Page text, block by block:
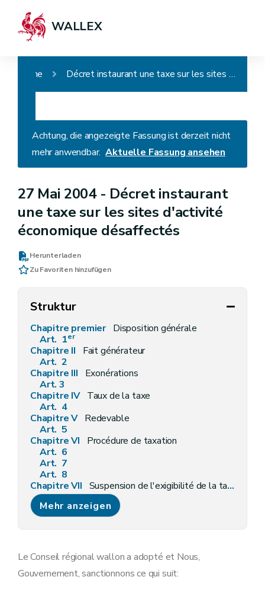
WALLEX
Home Décret instaurant une taxe sur les sites d'activité économique désaffectés
Achtung, die angezeigte Fassung ist derzeit nicht
mehr anwendbar. Aktuelle Fassung ansehen
27 Mai 2004 - Décret instaurant
une taxe sur les sites d'activité
économique désaffectés
Herunterladen
Zu Favoriten hinzufügen
Struktur
Chapitre premier Disposition générale
Art. 1er
Chapitre II
Fait générateur
Art. 2
Chapitre III
Exonérations
Art. 3
Chapitre IV Taux de la taxe
Art. 4
Chapitre V Redevable
Art. 5
Chapitre VI
Procédure de taxation
Art. 6
Art. 7
Art. 8
Chapitre VII Suspension de l'exigibilité de la taxe
Art. 9
Art.9bis
Chapitre VIII Dispositions finales et abrogatoires
Mehr anzeigen
Le Conseil régional wallon a adopté et Nous,
Gouvernement, sanctionnons ce qui suit: